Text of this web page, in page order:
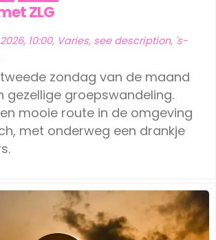
ZLG
10:00, Varies, see description, 's-
zondag van de maand
gezellige groepswandeling.
mooie route in de omgeving
met onderweg een drankje